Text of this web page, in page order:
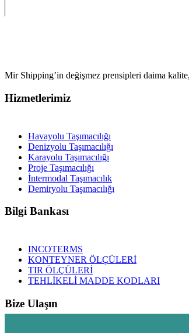
Mir Shipping’in değişmez prensipleri daima
Hizmetlerimiz
Havayolu Taşımacılığı
Denizyolu Taşımacılığı
Karayolu Taşımacılığı
Proje Taşımacılığı
İntermodal Taşımacılık
Demiryolu Taşımacılığı
Bilgi Bankası
INCOTERMS
KONTEYNER ÖLÇÜLERİ
TIR ÖLÇÜLERİ
TEHLİKELİ MADDE KODLARI
Bize Ulaşın